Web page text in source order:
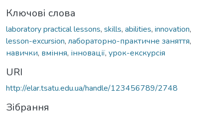
Ключові слова
laboratory practical lessons, skills, abilities, innovation,
lesson-excursion, лабораторно-практичне заняття,
навички, вміння, інновації, урок-екскурсія
URI
http://elar.tsatu.edu.ua/handle/123456789/2748
Зібрання